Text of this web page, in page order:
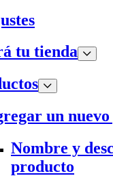
tu tienda
un
Nombre y
producto